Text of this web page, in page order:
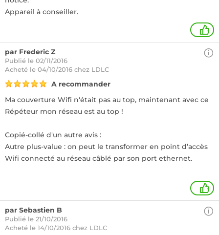
Appareil à conseiller.
+
par Frederic Z
Publié le 02/11/2016
Acheté le 04/10/2016 chez LDLC
A recommander
Ma couverture Wifi n'était pas au top, maintenant avec ce
Répéteur mon réseau est au top !
Copié-collé d'un autre avis :
Autre plus-value : on peut le transformer en point d’accès
Wifi connecté au réseau câblé par son port ethernet.
+
par Sebastien B
Publié le 21/10/2016
Acheté le 14/10/2016 chez LDLC